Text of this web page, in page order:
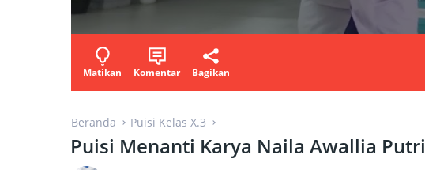
Matikan Komentar Bagikan
Beranda Puisi Kelas X.3
Puisi Menanti Karya Naila Awallia Putri